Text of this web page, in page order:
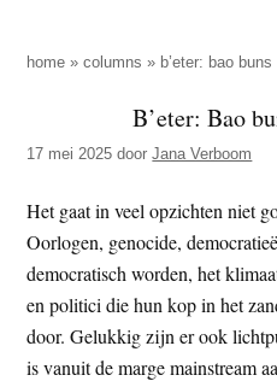
p
z
e
s
i
t
e
i
e
d
e
z
e
s
i
home »columns » b’eter: bao
B’eter: Bao
17 mei 2025 doorJana Verboom
Het gaat in veel opzichten niet
Oorlogen, genocide,
democratisch worden, het
en politici die hun kop in het
door. Gelukkig zijn er ook
is vanuit de marge mainstream